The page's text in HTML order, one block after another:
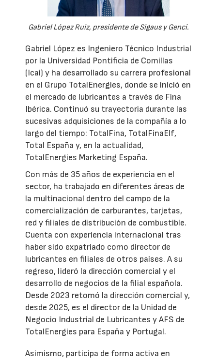
Gabriel López Ruiz, presidente de Sigaus y Genci.
Gabriel López es Ingeniero Técnico Industrial
por la Universidad Pontificia de Comillas
(Icai) y ha desarrollado su carrera profesional
en el Grupo TotalEnergies, donde se inició en
el mercado de lubricantes a través de Fina
Ibérica. Continuó su trayectoria durante las
sucesivas adquisiciones de la compañía a lo
largo del tiempo: TotalFina, TotalFinaElf,
Total España y, en la actualidad,
TotalEnergies Marketing España.
Con más de 35 años de experiencia en el
sector, ha trabajado en diferentes áreas de
la multinacional dentro del campo de la
comercialización de carburantes, tarjetas,
red y filiales de distribución de combustible.
Cuenta con experiencia internacional tras
haber sido expatriado como director de
lubricantes en filiales de otros países. A su
regreso, lideró la dirección comercial y el
desarrollo de negocios de la filial española.
Desde 2023 retomó la dirección comercial y,
desde 2025, es el director de la Unidad de
Negocio Industrial de Lubricantes y AFS de
TotalEnergies para España y Portugal.
Asimismo, participa de forma activa en